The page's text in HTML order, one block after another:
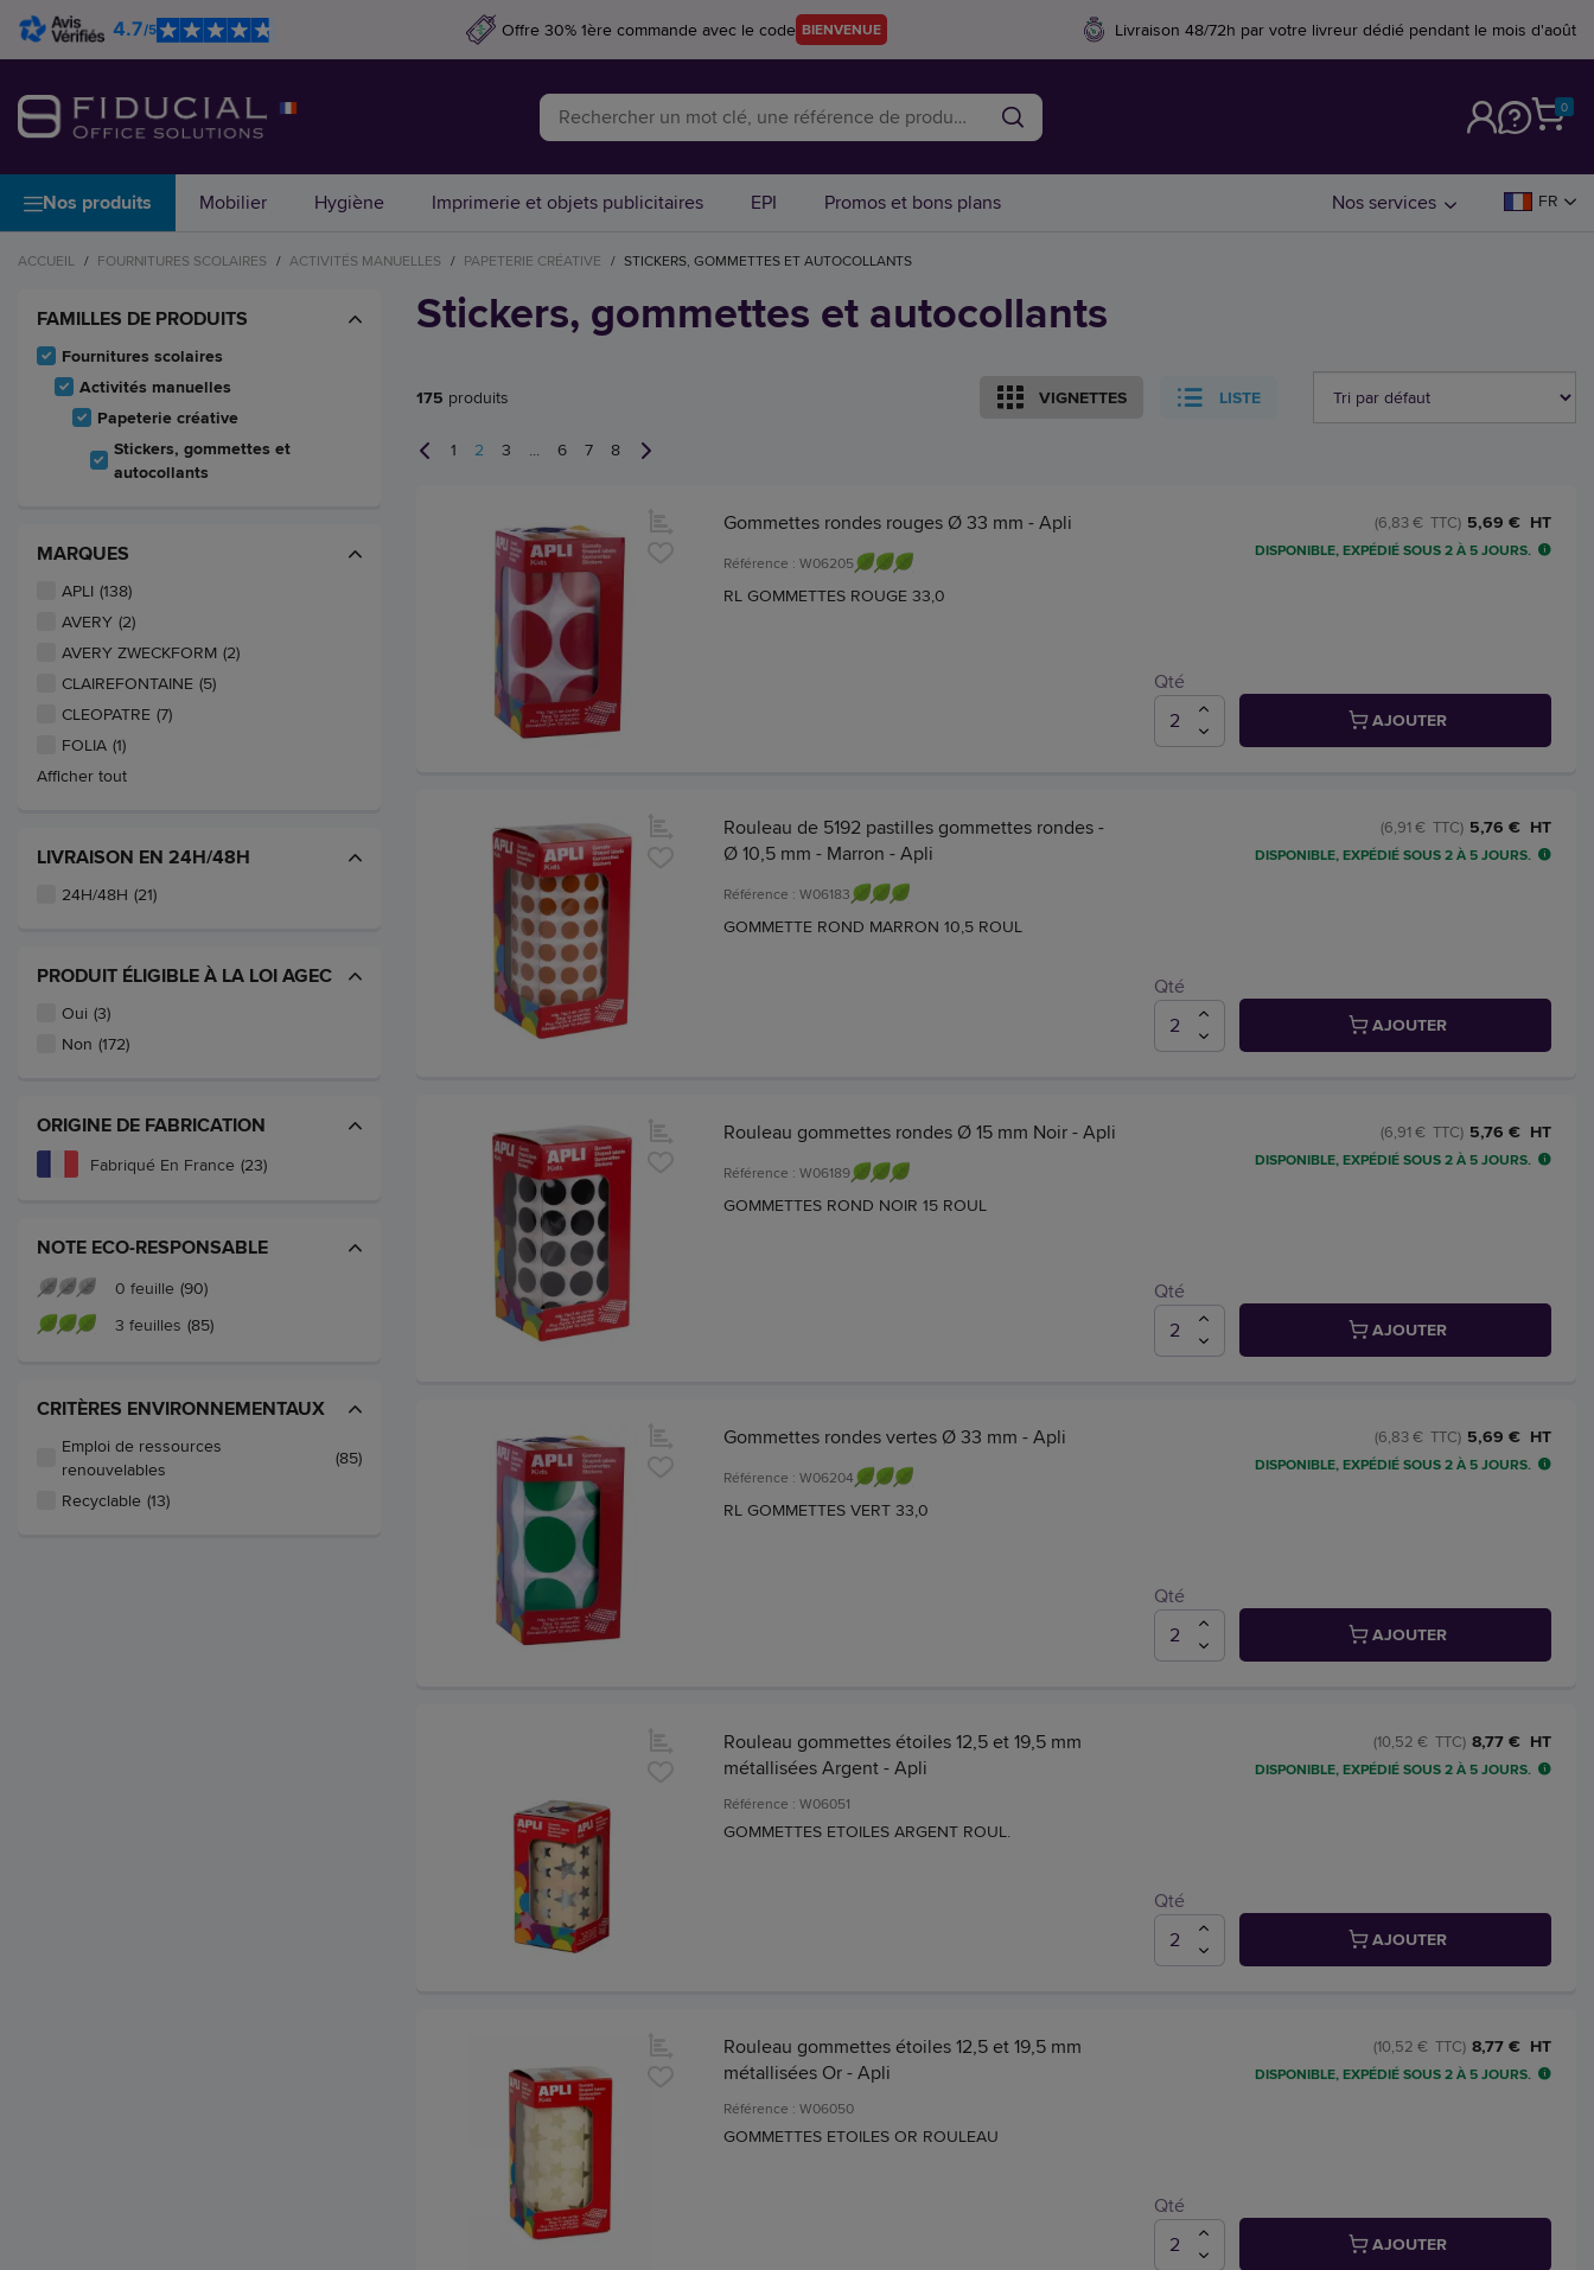
4.7/5 Offre 30% 1ère commande avec le code BIENVENUE Livraison 48/72h par votre livreur dédié pendant le mois d'août
0
Nos produits Mobilier Hygiène Imprimerie et objets publicitaires EPI Promos et bons plans Nos services FR
ACCUEIL / FOURNITURES SCOLAIRES / ACTIVITÉS MANUELLES / PAPETERIE CRÉATIVE / STICKERS, GOMMETTES ET AUTOCOLLANTS
FAMILLES DE PRODUITS
Fournitures scolaires
Activités manuelles
Papeterie créative
Stickers, gommettes et
autocollants
MARQUES
APLI (138)
AVERY (2)
AVERY ZWECKFORM (2)
CLAIREFONTAINE (5)
CLEOPATRE (7)
FOLIA (1)
Afficher tout
LIVRAISON EN 24H/48H
24H/48H (21)
PRODUIT ÉLIGIBLE À LA LOI AGEC
Oui (3)
Non (172)
ORIGINE DE FABRICATION
Fabriqué En France (23)
NOTE ECO-RESPONSABLE
0 feuille (90)
3 feuilles (85)
CRITÈRES ENVIRONNEMENTAUX
Emploi de ressources
renouvelables
(85)
Recyclable (13)
Stickers, gommettes et autocollants
175 produits VIGNETTES LISTE
1 2 3 ... 6 7 8
Gommettes rondes rouges Ø 33 mm - Apli
Référence : W06205
RL GOMMETTES ROUGE 33,0
5,69 € HT
(6,83 € TTC)
DISPONIBLE, EXPÉDIÉ SOUS 2 À 5 JOURS.
Qté
AJOUTER
Rouleau de 5192 pastilles gommettes rondes -
Ø 10,5 mm - Marron - Apli
Référence : W06183
GOMMETTE ROND MARRON 10,5 ROUL
5,76 € HT
(6,91 € TTC)
DISPONIBLE, EXPÉDIÉ SOUS 2 À 5 JOURS.
Qté
AJOUTER
Rouleau gommettes rondes Ø 15 mm Noir - Apli
Référence : W06189
GOMMETTES ROND NOIR 15 ROUL
5,76 € HT
(6,91 € TTC)
DISPONIBLE, EXPÉDIÉ SOUS 2 À 5 JOURS.
Qté
AJOUTER
Gommettes rondes vertes Ø 33 mm - Apli
Référence : W06204
RL GOMMETTES VERT 33,0
5,69 € HT
(6,83 € TTC)
DISPONIBLE, EXPÉDIÉ SOUS 2 À 5 JOURS.
Qté
AJOUTER
Rouleau gommettes étoiles 12,5 et 19,5 mm
métallisées Argent - Apli
Référence : W06051
GOMMETTES ETOILES ARGENT ROUL.
8,77 € HT
(10,52 € TTC)
DISPONIBLE, EXPÉDIÉ SOUS 2 À 5 JOURS.
Qté
AJOUTER
Rouleau gommettes étoiles 12,5 et 19,5 mm
métallisées Or - Apli
Référence : W06050
GOMMETTES ETOILES OR ROULEAU
8,77 € HT
(10,52 € TTC)
DISPONIBLE, EXPÉDIÉ SOUS 2 À 5 JOURS.
Qté
AJOUTER